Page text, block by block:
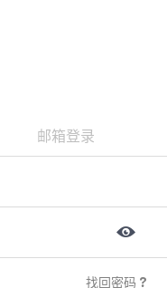
邮箱登录
找回密码